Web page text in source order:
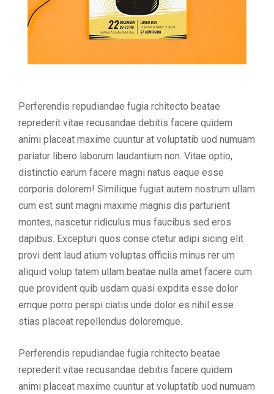
Perferendis repudiandae fugia rchitecto beatae
reprederit vitae recusandae debitis facere quidem
animi placeat maxime cuuntur at voluptatib uod numuam
pariatur libero laborum laudantium non. Vitae optio,
distinctio earum facere magni natus eaque esse
corporis dolorem! Similique fugiat autem nostrum ullam
cum est sunt magni maxime magnis dis parturient
montes, nascetur ridiculus mus faucibus sed eros
dapibus. Excepturi quos conse ctetur adipi sicing elit
provi dent laud atium voluptas officiis minus rer um
aliquid volup tatem ullam beatae nulla amet facere cum
que provident quib usdam quasi expdita esse dolor
emque porro perspi ciatis unde dolor es nihil esse
stias placeat repellendus doloremque.
Perferendis repudiandae fugia rchitecto beatae
reprederit vitae recusandae debitis facere quidem
animi placeat maxime cuuntur at voluptatib uod numuam